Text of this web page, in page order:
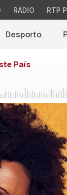
RÁDIO RTP
Desporto
País